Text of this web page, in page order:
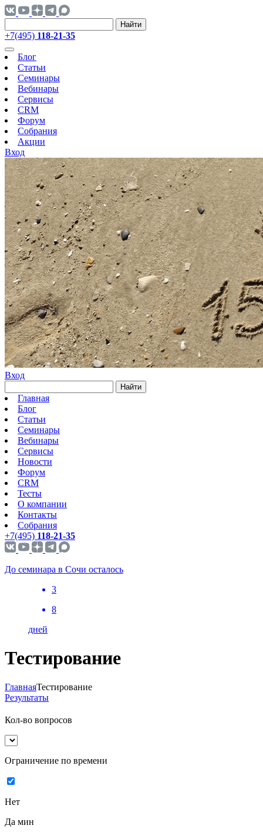
Найти
+7(495) 118-21-35
Блог
Статьи
Семинары
Вебинары
Сервисы
CRM
Форум
Собрания
Акции
Вход
Вход
Найти
Главная
Блог
Статьи
Семинары
Вебинары
Сервисы
Новости
Форум
CRM
Тесты
О компании
Контакты
Собрания
+7(495) 118-21-35
До семинара в Сочи осталось
3
8
дней
Тестирование
ГлавнаяТестирование
Результаты
Кол-во вопросов
Ограничение по времени
Нет
Да мин